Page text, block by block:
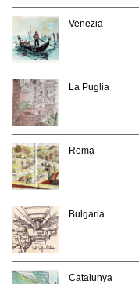
Venezia
La Puglia
Roma
Bulgaria
Catalunya